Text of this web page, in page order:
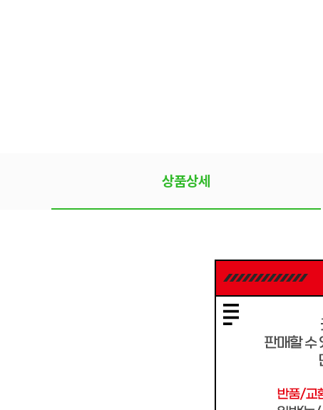
상품상세